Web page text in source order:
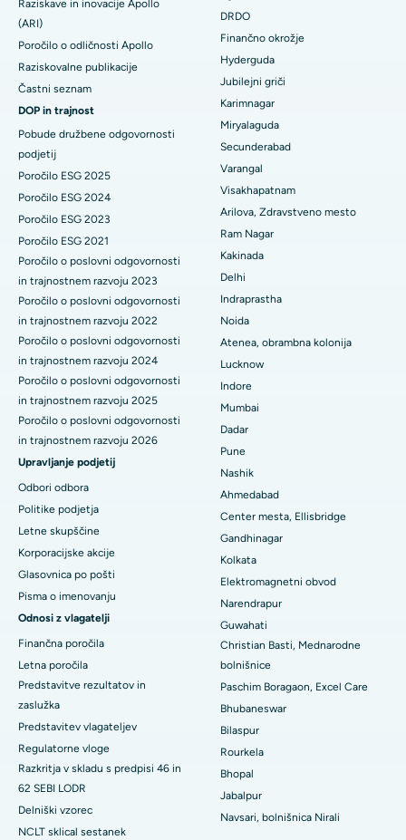
Najboljša bolnišnica v DRDO, Hyderabad
Najboljša bolnišnica na cesti GS v Guwahatiju
Najboljša bolnišnica v Hydergudi, Hyderabad
Najboljša bolnišnica v Vijay Nagarju v Indoreju
Najboljša bolnišnica na glavni cesti Suryaraopeta v Kakinadi
Najboljša bolnišnica na Canal Circular Road v Kolkati
Najboljša bolnišnica v poslovnem središču Belapurja v Navi
Mumbaiju
Najboljša bolnišnica v Panchavatiju, Nashik
Najboljša bolnišnica v Secunderabadu, Hyderabad
Najboljša bolnišnica v mestu Seshadripuram, Bangalore
Najboljša bolnišnica na glavni cesti Waltair v Visakhapatnamu
Najboljša bolnišnica na cesti Subhash Nagar, Karimnagar
Najboljša bolnišnica v Managariju, Karaikudi
Najboljša bolnišnica v Arepallyju, Warangal
Najboljša bolnišnica v koloniji Arera v Bhopalu
Najboljša bolnišnica v mestu Jayanagar, Bangalore
Najboljša bolnišnica v KK Nagarju v Maduraiu
Najboljša bolnišnica v Ramji Nagarju, Nellore
Najboljša bolnišnica v sektorju-19, Rourkela
Najboljša bolnišnica v Swargateu v Puneju
Najboljša onkološka bolnišnica za ženske v južnem Delhiju
Polipektomija
Deep Brain Stimulation
Biopsija ledvic
Paratiroidektomija
Keramična totalna zamenjava kolena
ERCP
Raziskave in inovacije Apollo
(ARI)
Poročilo o odličnosti Apollo
Raziskovalne publikacije
Častni seznam
DOP in trajnost
Pobude družbene odgovornosti
podjetij
Poročilo ESG 2025
Poročilo ESG 2024
Poročilo ESG 2023
Poročilo ESG 2021
Poročilo o poslovni odgovornosti
in trajnostnem razvoju 2023
Poročilo o poslovni odgovornosti
in trajnostnem razvoju 2022
Poročilo o poslovni odgovornosti
in trajnostnem razvoju 2024
Poročilo o poslovni odgovornosti
in trajnostnem razvoju 2025
Poročilo o poslovni odgovornosti
in trajnostnem razvoju 2026
Upravljanje podjetij
Odbori odbora
Politike podjetja
Letne skupščine
Korporacijske akcije
Glasovnica po pošti
Pisma o imenovanju
Odnosi z vlagatelji
Finančna poročila
Letna poročila
Predstavitve rezultatov in
zaslužka
Predstavitev vlagateljev
Regulatorne vloge
Razkritja v skladu s predpisi 46 in
62 SEBI LODR
Delniški vzorec
NCLT sklical sestanek
DRDO
Finančno okrožje
Hyderguda
Jubilejni griči
Karimnagar
Miryalaguda
Secunderabad
Varangal
Visakhapatnam
Arilova, Zdravstveno mesto
Ram Nagar
Kakinada
Delhi
Indraprastha
Noida
Atenea, obrambna kolonija
Lucknow
Indore
Mumbai
Dadar
Pune
Nashik
Ahmedabad
Center mesta, Ellisbridge
Gandhinagar
Kolkata
Elektromagnetni obvod
Narendrapur
Guwahati
Christian Basti, Mednarodne
bolnišnice
Paschim Boragaon, Excel Care
Bhubaneswar
Bilaspur
Rourkela
Bhopal
Jabalpur
Navsari, bolnišnica Nirali